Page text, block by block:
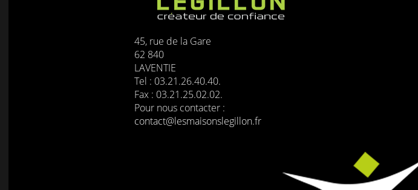
45, rue de la Gare
62 840
LAVENTIE
Tel : 03.21.26.40.40.
Fax : 03.21.25.02.02.
Pour nous contacter :
contact@lesmaisonslegillon.fr